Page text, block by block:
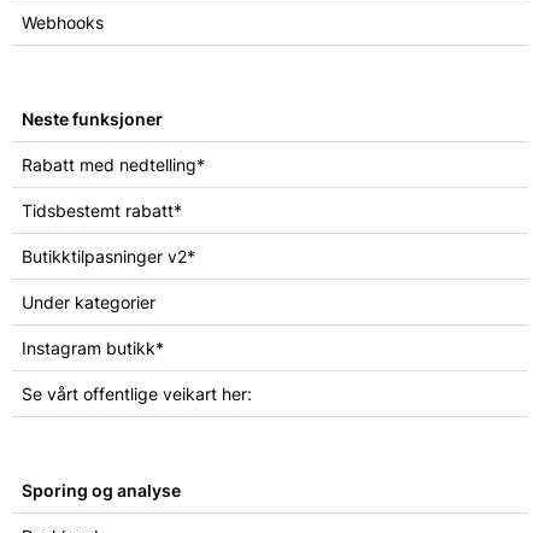
Webhooks
Neste funksjoner
Rabatt med nedtelling*
Tidsbestemt rabatt*
Butikktilpasninger v2*
Under kategorier
Instagram butikk*
Se vårt offentlige veikart her:
Sporing og analyse